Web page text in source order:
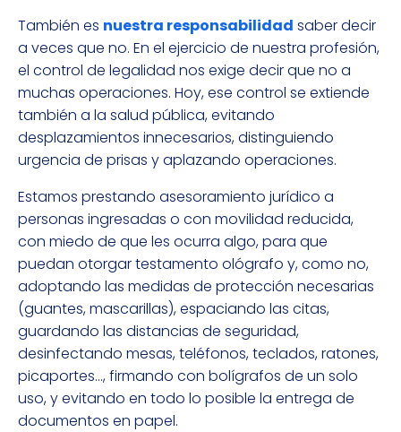
También es nuestra responsabilidad saber decir
a veces que no. En el ejercicio de nuestra profesión,
el control de legalidad nos exige decir que no a
muchas operaciones. Hoy, ese control se extiende
también a la salud pública, evitando
desplazamientos innecesarios, distinguiendo
urgencia de prisas y aplazando operaciones.
Estamos prestando asesoramiento jurídico a
personas ingresadas o con movilidad reducida,
con miedo de que les ocurra algo, para que
puedan otorgar testamento ológrafo y, como no,
adoptando las medidas de protección necesarias
(guantes, mascarillas), espaciando las citas,
guardando las distancias de seguridad,
desinfectando mesas, teléfonos, teclados, ratones,
picaportes…, firmando con bolígrafos de un solo
uso, y evitando en todo lo posible la entrega de
documentos en papel.